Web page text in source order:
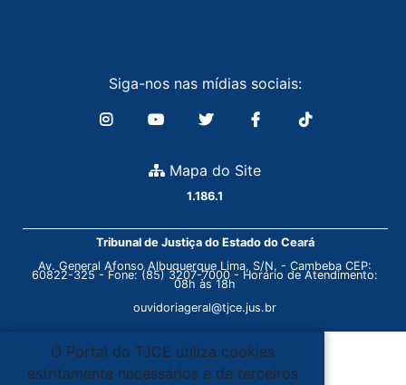
Siga-nos nas mídias sociais:
Mapa do Site
1.186.1
Tribunal de Justiça do Estado do Ceará
Av. General Afonso Albuquerque Lima, S/N. - Cambeba CEP:
60822-325 - Fone: (85) 3207-7000 - Horário de Atendimento:
08h às 18h
ouvidoriageral@tjce.jus.br
O Portal do TJCE utiliza cookies
estritamente necessários e de terceiros